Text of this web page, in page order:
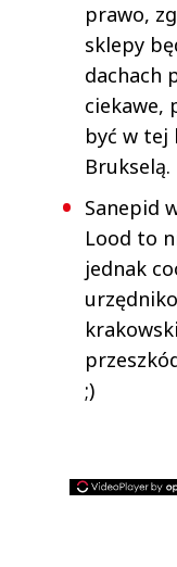
prawo,
sklepy
dachach
ciekawe,
być w tej
Brukselą.
Sanepid
Lood to
jednak
;)